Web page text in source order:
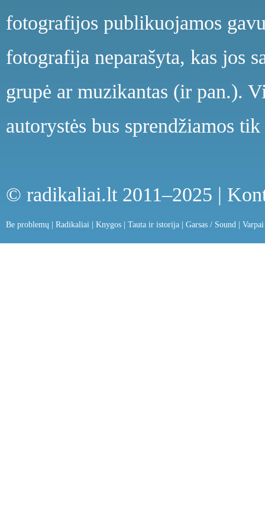
fotografijos publikuojamos
fotografija neparašyta, kas jos
grupė ar muzikantas (ir pan.).
autorystės bus sprendžiamos
© radikaliai.lt 2011–2025 |
Be problemų Radikaliai Knygos Tauta ir istorija Garsas / Sound Varpai